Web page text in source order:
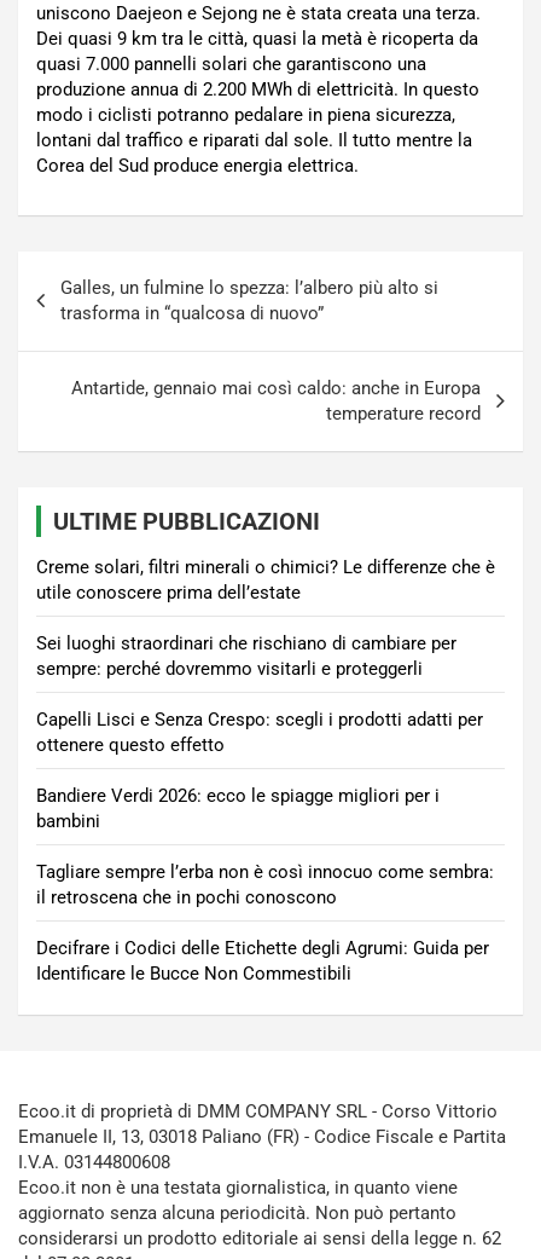
uniscono Daejeon e Sejong ne è stata creata una terza.
Dei quasi 9 km tra le città, quasi la metà è ricoperta da
quasi 7.000 pannelli solari che garantiscono una
produzione annua di 2.200 MWh di elettricità. In questo
modo i ciclisti potranno pedalare in piena sicurezza,
lontani dal traffico e riparati dal sole. Il tutto mentre la
Corea del Sud produce energia elettrica.
articoli
Galles, un fulmine lo spezza: l’albero più alto si
trasforma in “qualcosa di nuovo”
Antartide, gennaio mai così caldo: anche in Europa
temperature record
ULTIME PUBBLICAZIONI
Creme solari, filtri minerali o chimici? Le differenze che è
utile conoscere prima dell’estate
Sei luoghi straordinari che rischiano di cambiare per
sempre: perché dovremmo visitarli e proteggerli
Capelli Lisci e Senza Crespo: scegli i prodotti adatti per
ottenere questo effetto
Bandiere Verdi 2026: ecco le spiagge migliori per i
bambini
Tagliare sempre l’erba non è così innocuo come sembra:
il retroscena che in pochi conoscono
Decifrare i Codici delle Etichette degli Agrumi: Guida per
Identificare le Bucce Non Commestibili
Ecoo.it di proprietà di DMM COMPANY SRL - Corso Vittorio
Emanuele II, 13, 03018 Paliano (FR) - Codice Fiscale e Partita
I.V.A. 03144800608
Ecoo.it non è una testata giornalistica, in quanto viene
aggiornato senza alcuna periodicità. Non può pertanto
considerarsi un prodotto editoriale ai sensi della legge n. 62